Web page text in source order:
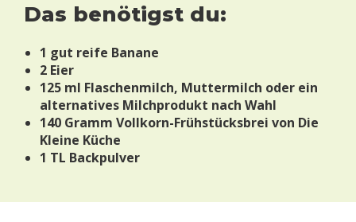
Das benötigst du:
1 gut reife Banane
2 Eier
125 ml Flaschenmilch, Muttermilch oder ein
alternatives Milchprodukt nach Wahl
140 Gramm Vollkorn-Frühstücksbrei von Die
Kleine Küche
1 TL Backpulver